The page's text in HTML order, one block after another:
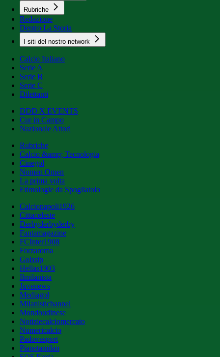
Rubriche
Redazione
Dentro La Storia
I siti del nostro network
Calcio Italiano
Serie A
Serie B
Serie C
Dilettanti
DDD X EVENTS
Cur in Campo
Nazionale Attori
Rubriche
Calcio &amp; Tecnologia
Cinegol
Nomen Omen
La prima volta
Etimologie da Spogliatoio
Calcionapoli1926
Cittaceleste
Derbyderbyderby
Fantamagazine
FCInter1908
Forzaroma
Golssip
Hellas1903
Ilmilanista
Juvenews
Mediagol
Milanistichannel
Mondoudinese
Notiziecalciomercato
Numericalcio
Padovasport
Pianetamilan